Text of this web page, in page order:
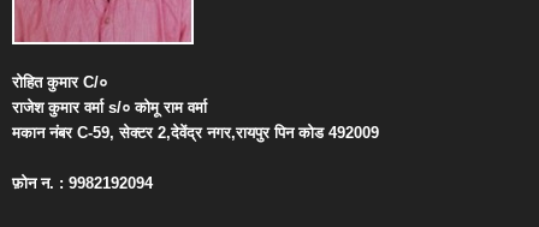
रोहित कुमारC/०
राजेश कुमार वर्माs/० कोमू राम वर्मा
मकान नंबरC-59,सेक्टर2,देवेंद्र नगर,रायपुर पिन कोड492009
फ़ोन न. : 9982192094